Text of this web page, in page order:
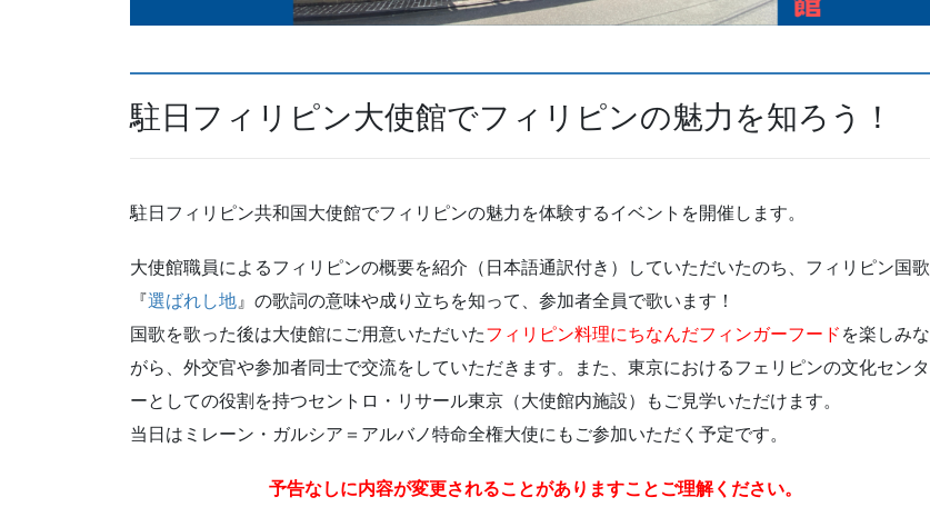
駐日フィリピン大使館でフィリピンの魅力を知ろう！
駐日フィリピン共和国大使館でフィリピンの魅力を体験するイベントを開催します。
大使館職員によるフィリピンの概要を紹介（日本語通訳付き）していただいたのち、フィリピン国歌
『選ばれし地 』の歌詞の意味や成り立ちを知って、参加者全員で歌います！
国歌を歌った後は大使館にご用意いただいたフィリピン料理にちなんだフィンガーフード を楽しみな
がら、外交官や参加者同士で交流をしていただきます。また、東京におけるフェリピンの文化センタ
ーとしての役割を持つセントロ・リサール東京（大使館内施設）もご見学いただけます。
当日はミレーン・ガルシア＝アルバノ特命全権大使にもご参加いただく予定です。
予告なしに内容が変更されることがありますことご理解ください。